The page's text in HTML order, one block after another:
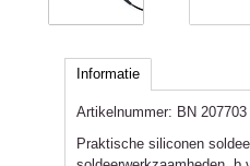
Informatie
Artikelnummer: BN 207703
Praktische siliconen